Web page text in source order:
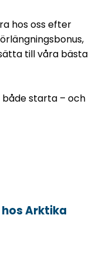
hos oss efter
till våra bästa
starta – och
Arktika